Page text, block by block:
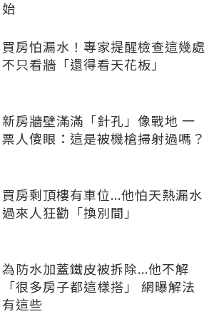
始
買房怕漏水！專家提醒檢查這幾處
不只看牆「還得看天花板」
新房牆壁滿滿「針孔」像戰地 一
票人傻眼：這是被機槍掃射過嗎？
買房剩頂樓有車位...他怕天熱漏水
過來人狂勸「換別間」
為防水加蓋鐵皮被拆除...他不解
「很多房子都這樣搭」 網曝解法
有這些